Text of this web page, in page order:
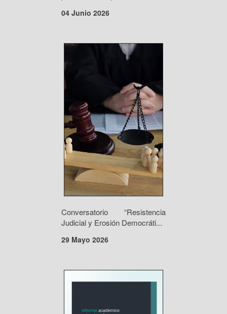
04 Junio 2026
Conversatorio “Resistencia
Judicial y Erosión Democráti...
29 Mayo 2026